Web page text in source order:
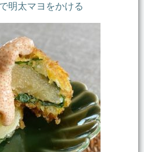
太マヨをかける